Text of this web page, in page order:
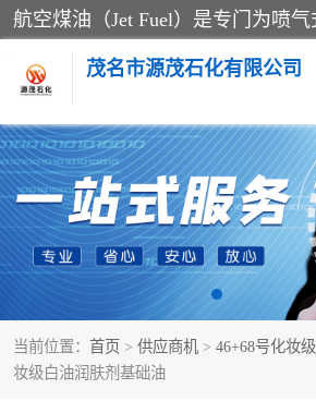
茂名市源茂石化有限公司
当前位置： 首页 > 供应商机 > 46+68号化妆
妆级白油润肤剂基础油
RP3航空煤油
D40+D60溶剂油
6号+120号溶剂油 260
异构烷烃 天然